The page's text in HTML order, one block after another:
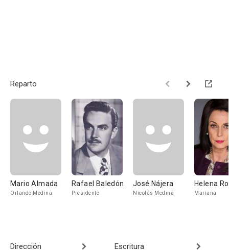
Reparto
Mario Almada
Orlando Medina
Rafael Baledón
Presidente
José Nájera
Nicolás Medina
Helena
Mariana
Dirección Escritura